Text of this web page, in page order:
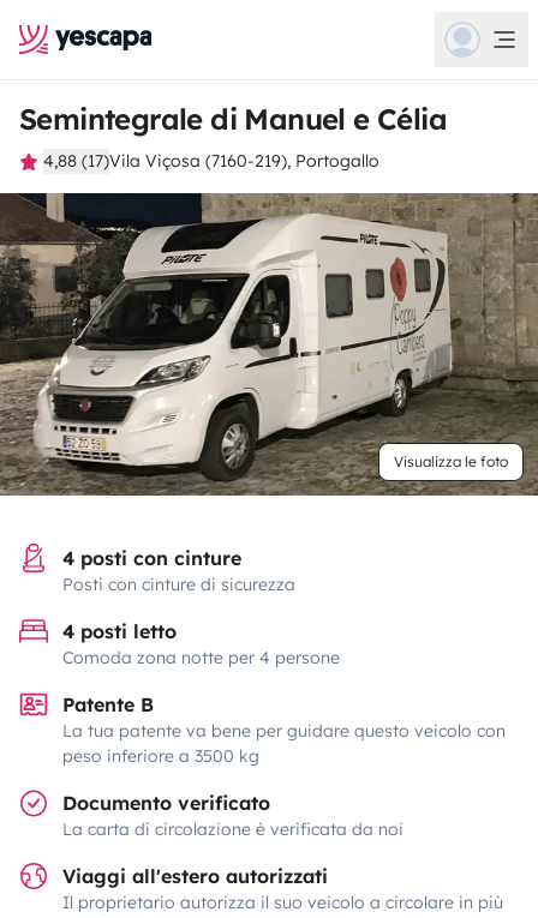
Semintegrale di Manuel e Célia
4,88 (17)Vila Viçosa (7160-219), Portogallo
Visualizza le foto
4 posti con cinture
Posti con cinture di sicurezza
4 posti letto
Comoda zona notte per 4 persone
Patente B
La tua patente va bene per guidare questo veicolo con
peso inferiore a 3500 kg
Documento verificato
La carta di circolazione è verificata da noi
Viaggi all'estero autorizzati
Il proprietario autorizza il suo veicolo a circolare in più